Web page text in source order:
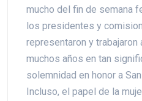
mucho del fin de semana
los presidentes y
representaron y
muchos años en tan
solemnidad en honor a
Incluso, el papel de la